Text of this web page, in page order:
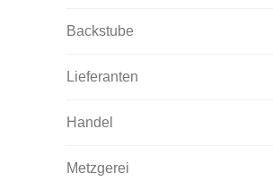
Backstube
Lieferanten
Handel
Metzgerei